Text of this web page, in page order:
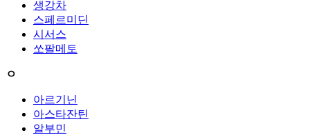
생강차
스페르미딘
시서스
쏘팔메토
ㅇ
아르기닌
아스타잔틴
알부민